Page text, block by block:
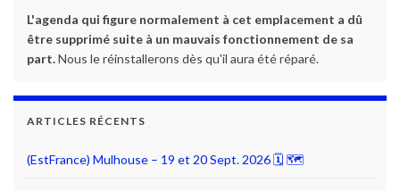
L'agenda qui figure normalement à cet emplacement a dû
être supprimé suite à un mauvais fonctionnement de sa
part.Nous le réinstallerons dès qu'il aura été réparé.
ARTICLES RÉCENTS
(EstFrance) Mulhouse – 19 et 20 Sept. 2026 🗓 🗺